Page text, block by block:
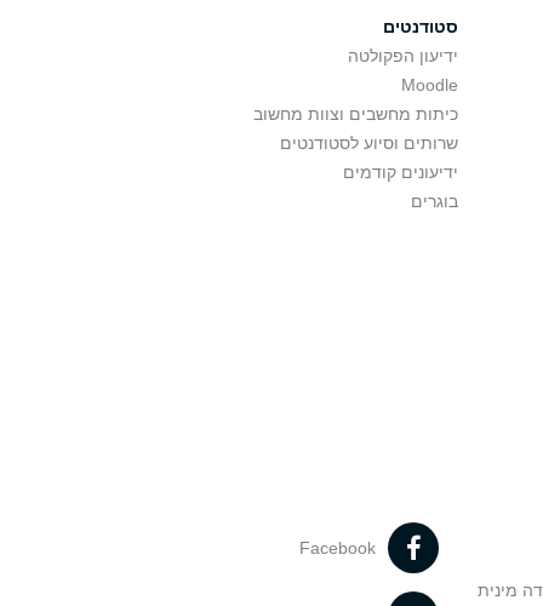
סטודנטים
ידיעון הפקולטה
Moodle
כיתות מחשבים וצוות מחשוב
שרותים וסיוע לסטודנטים
ידיעונים קודמים
בוגרים
מינית
Facebook